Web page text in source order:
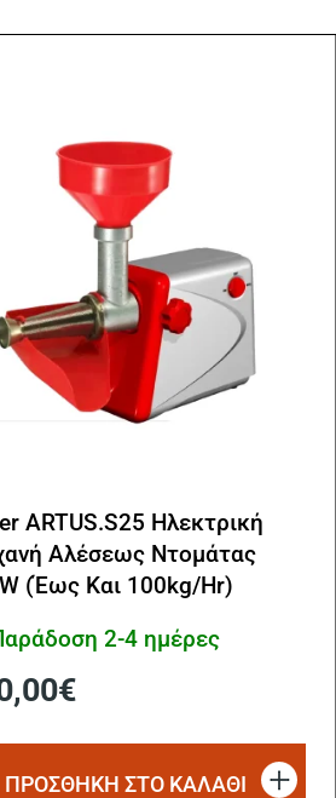
ARTUS.S25 Ηλεκτρική
Αλέσεως Ντομάτας
(Έως Και 100kg/Hr)
2-4 ημέρες
€
ΠΡΟΣΘΗΚΗ ΣΤΟ ΚΑΛΑΘΙ